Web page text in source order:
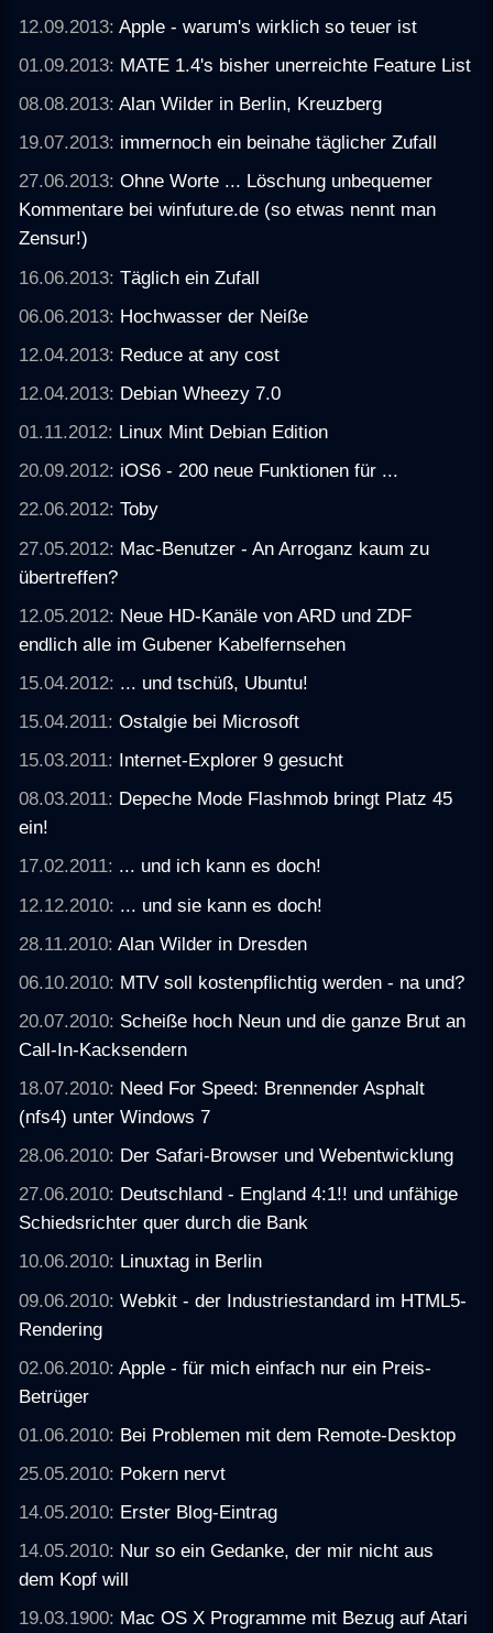
12.09.2013:Apple - warum's wirklich so teuer ist
01.09.2013: MATE 1.4's bisher unerreichte Feature List
08.08.2013:Alan Wilder in Berlin, Kreuzberg
19.07.2013: immernoch ein beinahe täglicher Zufall
27.06.2013:Ohne Worte ... Löschung unbequemer
Kommentare bei winfuture.de (so etwas nennt man
Zensur!)
16.06.2013:Täglich ein Zufall
06.06.2013: Hochwasser der Neiße
12.04.2013: Reduce at any cost
12.04.2013: Debian Wheezy 7.0
01.11.2012: Linux Mint Debian Edition
20.09.2012: iOS6 - 200 neue Funktionen für ...
22.06.2012:Toby
27.05.2012: Mac-Benutzer - An Arroganz kaum zu
übertreffen?
12.05.2012: Neue HD-Kanäle von ARD und ZDF
endlich alle im Gubener Kabelfernsehen
15.04.2012: ... und tschüß, Ubuntu!
15.04.2011:Ostalgie bei Microsoft
15.03.2011: Internet-Explorer 9 gesucht
08.03.2011: Depeche Mode Flashmob bringt Platz 45
ein!
17.02.2011: ... und ich kann es doch!
12.12.2010: ... und sie kann es doch!
28.11.2010:Alan Wilder in Dresden
06.10.2010: MTV soll kostenpflichtig werden - na und?
20.07.2010: Scheiße hoch Neun und die ganze Brut an
Call-In-Kacksendern
18.07.2010: Need For Speed: Brennender Asphalt
(nfs4) unter Windows 7
28.06.2010: Der Safari-Browser und Webentwicklung
27.06.2010: Deutschland - England 4:1!! und unfähige
Schiedsrichter quer durch die Bank
10.06.2010: Linuxtag in Berlin
09.06.2010:Webkit - der Industriestandard im HTML5-
Rendering
02.06.2010:Apple - für mich einfach nur ein Preis-
Betrüger
01.06.2010: Bei Problemen mit dem Remote-Desktop
25.05.2010: Pokern nervt
14.05.2010: Erster Blog-Eintrag
14.05.2010: Nur so ein Gedanke, der mir nicht aus
dem Kopf will
19.03.1900: Mac OS X Programme mit Bezug auf Atari